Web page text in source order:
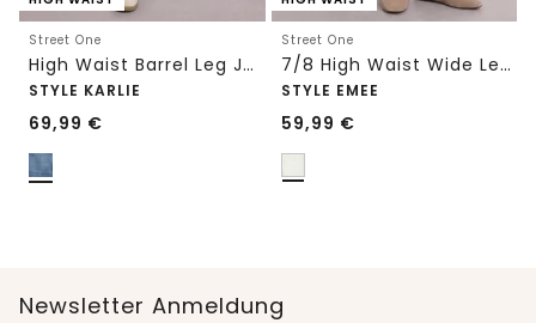
Street One
High Waist Barrel Leg Jeans im Loose Fit
STYLE KARLIE
69,99 €
Street One
7/8 High Waist Wide Leg Jeans im Loose Fit
STYLE EMEE
59,99 €
Newsletter Anmeldung